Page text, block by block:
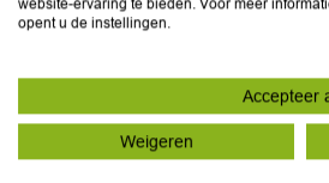
website-ervaring te bieden. Voor meer
opent u de instellingen.
Accepteer
Weigeren